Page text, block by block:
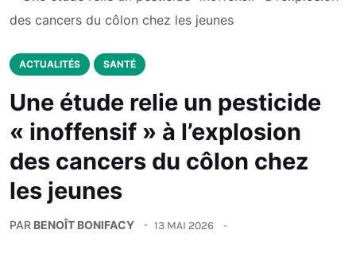
ACTUALITÉS SANTÉ
Une étude relie un pesticide
« inoffensif » à l’explosion
des cancers du côlon chez
les jeunes
PAR BENOÎT BONIFACY 13 MAI 2026